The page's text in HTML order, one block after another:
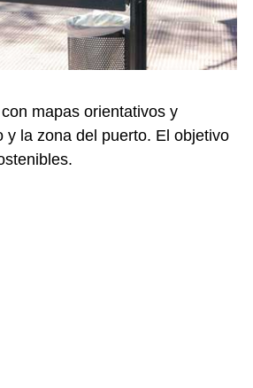
mapas orientativos y
la zona del puerto. El objetivo